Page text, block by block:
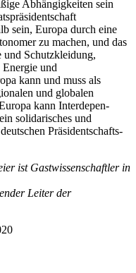
Abhängigkeiten sein
sein, Europa durch eine
zu machen, und das
Schutz­kleidung,
und
kann und muss als
und globalen
kann Interdepen­
solidarisches und
Präsidentschafts-
ist Gastwissenschaftler in
Leiter der